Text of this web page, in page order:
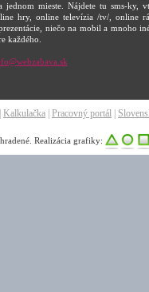
jednom mieste. Nájdete tu sms-ky,
hry, online televízia /tv/, online
niečo na mobil a mnoho
každého.
Kalkulačka Pracovný portál
Realizácia grafiky: